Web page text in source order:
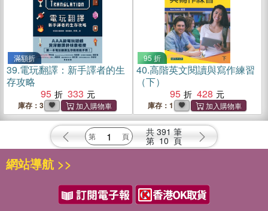
滿額折
39.電玩翻譯：新手譯者的生
存攻略
95
333
庫存：3
95 折
40.高階英文閱讀與寫作練習
（下）
95
428
庫存：1
共 391 筆
第 10 頁
網站導航 >>